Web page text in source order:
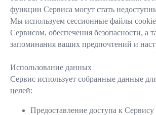
функции Сервиса могут стать
Мы используем сессионные файлы
Сервисом, обеспечения безопасности, а
запоминания ваших предпочтений и
Использование данных
Сервис использует собранные данные
целей:
Предоставление доступа к Сервису